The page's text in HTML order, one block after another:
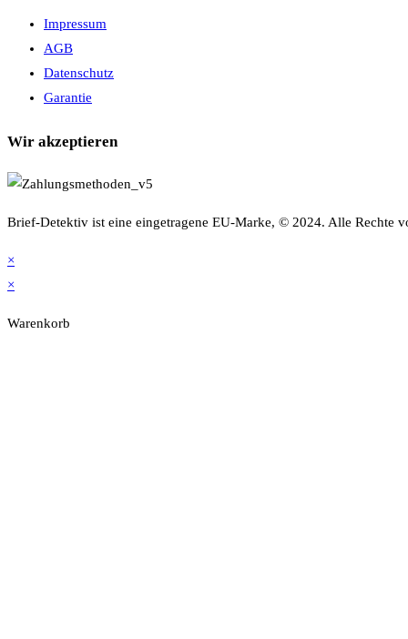
Impressum
AGB
Datenschutz
Garantie
Wir akzeptieren
Brief-Detektiv ist eine eingetragene EU-Marke, © 2024. Alle Rechte
×
×
Warenkorb